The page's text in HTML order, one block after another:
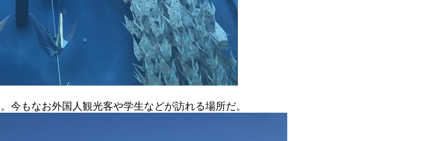
今もなお外国人観光客や学生などが訪れる場所だ。